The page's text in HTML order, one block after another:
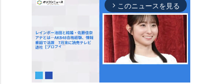
arrow_forward_ios このニュースを見る